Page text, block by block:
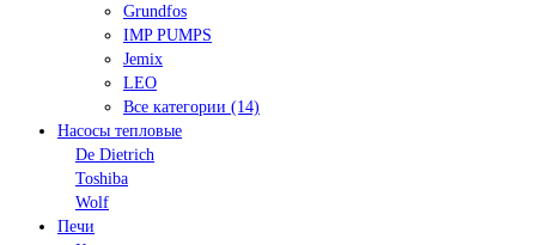
Grundfos
IMP PUMPS
Jemix
LEO
Все категории (14)
Насосы тепловые
De Dietrich
Toshiba
Wolf
Печи